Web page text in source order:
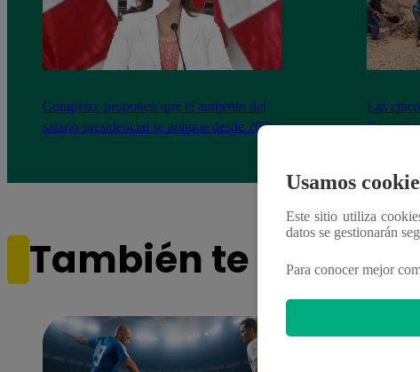
Congreso: proponen que el aumento del
salario presidencial se aplique desde 2026
Las
Energía
También te puede
Usamos
Este sitio utiliza
datos se gestionarán
Para conocer mejor